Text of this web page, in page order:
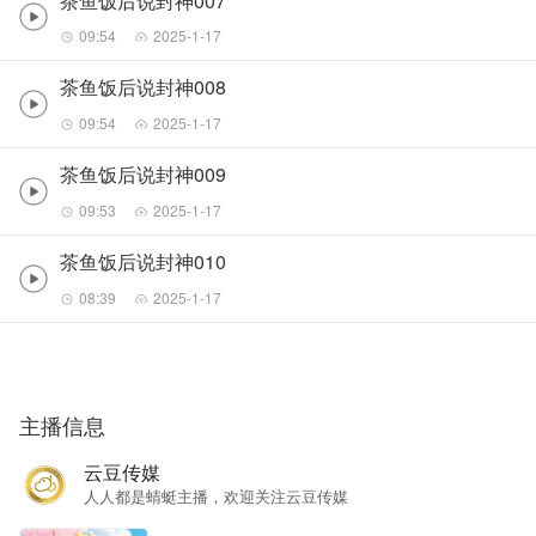
09:54 2025-1-17
茶鱼饭后说封神008
09:54 2025-1-17
茶鱼饭后说封神009
09:53 2025-1-17
茶鱼饭后说封神010
08:39 2025-1-17
主播信息
云豆传媒
人人都是蜻蜓主播，欢迎关注云豆传媒